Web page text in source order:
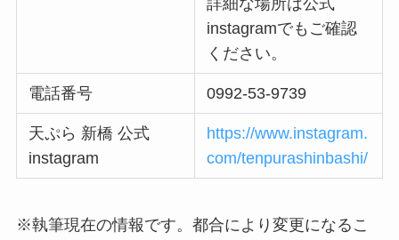
詳細な場所は公式
instagramでもご確認
ください。
電話番号 0992-53-9739
天ぷら 新橋 公式
instagram
https://www.instagram.
com/tenpurashinbashi/
※執筆現在の情報です。都合により変更になるこ